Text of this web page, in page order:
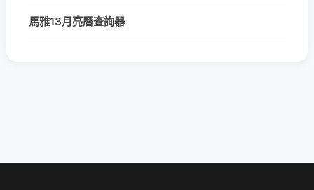
馬雅13月亮曆查詢器